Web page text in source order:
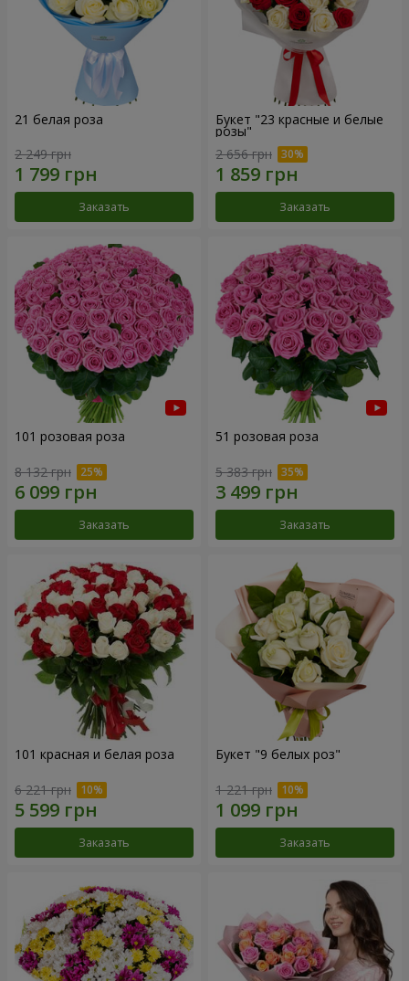
21 белая роза
2 249 грн
Заказать
Букет "23 красные и белые
розы"
2 656 грн
Заказать
101 розовая роза
8 132 грн
Заказать
51 розовая роза
5 383 грн
Заказать
101 красная и белая роза
6 221 грн
Заказать
Букет "9 белых роз"
1 221 грн
Заказать